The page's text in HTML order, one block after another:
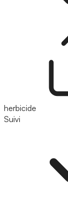
herbicide
Suivi